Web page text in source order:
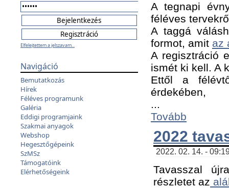
Elfelejtettem a jelszavam...
Navigáció
Bemutatkozás
Hírek
Féléves programunk
Galéria
Eddigi programjaink
Szakmai anyagok
Webshop
Hegesztőgépeink
SzMSz
Támogatóink
Elérhetőségeink
A tegnapi
féléves
A taggá
formot, amit az
A regisztráció
ismét ki kell. A
Ettől a
érdekében,
...
Tovább
2022
2022. 02. 14. -
Tavasszal
részletet az